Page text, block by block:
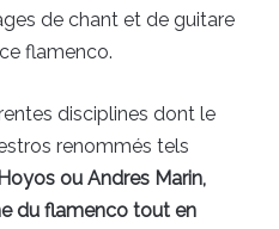
de chant et de guitare
flamenco.
disciplines dont le
renommés tels
ou Andres Marin,
du flamenco tout en